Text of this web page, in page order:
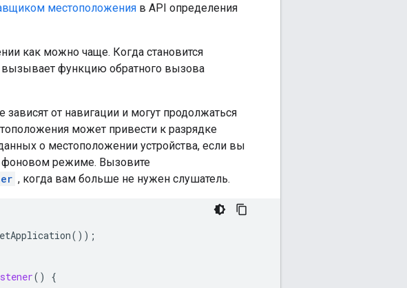
местоположения в API определения
как можно чаще. Когда становится
вызывает функцию обратного вызова
от навигации и могут продолжаться
может привести к разрядке
о местоположении устройства, если вы
фоновом режиме. Вызовите
, когда вам больше не нужен слушатель.
());
()
{